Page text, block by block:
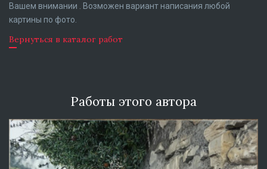
Вашем внимании . Возможен вариант написания любой
картины по фото.
Вернуться в каталог работ
Работы этого автора